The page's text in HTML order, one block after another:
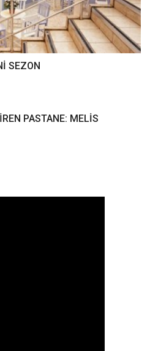
SEZON
PASTANE: MELİS